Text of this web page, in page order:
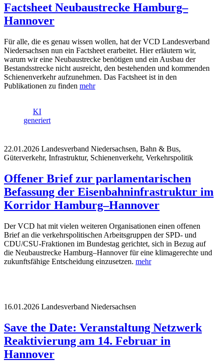
Factsheet Neubaustrecke Hamburg–
Hannover
Für alle, die es genau wissen wollen, hat der VCD Landesverband
Niedersachsen nun ein Factsheet erarbeitet. Hier erläutern wir,
warum wir eine Neubaustrecke benötigen und ein Ausbau der
Bestandsstrecke nicht ausreicht, den bestehenden und kommenden
Schienenverkehr aufzunehmen. Das Factsheet ist in den
Publikationen zu finden mehr
KI
generiert
22.01.2026 Landesverband Niedersachsen, Bahn & Bus,
Güterverkehr, Infrastruktur, Schienenverkehr, Verkehrspolitik
Offener Brief zur parlamentarischen
Befassung der Eisenbahninfrastruktur im
Korridor Hamburg–Hannover
Der VCD hat mit vielen weiteren Organisationen einen offenen
Brief an die verkehrspolitischen Arbeitsgruppen der SPD- und
CDU/CSU-Fraktionen im Bundestag gerichtet, sich in Bezug auf
die Neubaustrecke Hamburg–Hannover für eine klimagerechte und
zukunftsfähige Entscheidung einzusetzen. mehr
16.01.2026 Landesverband Niedersachsen
Save the Date: Veranstaltung Netzwerk
Reaktivierung am 14. Februar in
Hannover